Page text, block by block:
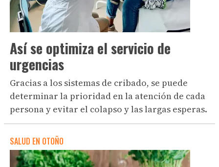
Así se optimiza el servicio de
urgencias
Gracias a los sistemas de cribado, se puede
determinar la prioridad en la atención de cada
persona y evitar el colapso y las largas esperas.
SALUD EN OTOÑO